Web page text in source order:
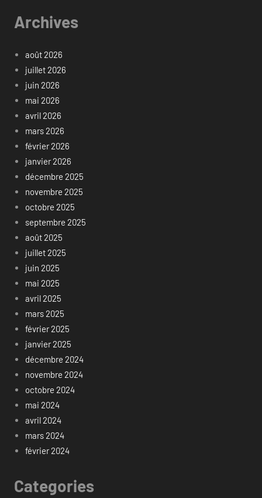
Archives
août 2026
juillet 2026
juin 2026
mai 2026
avril 2026
mars 2026
février 2026
janvier 2026
décembre 2025
novembre 2025
octobre 2025
septembre 2025
août 2025
juillet 2025
juin 2025
mai 2025
avril 2025
mars 2025
février 2025
janvier 2025
décembre 2024
novembre 2024
octobre 2024
mai 2024
avril 2024
mars 2024
février 2024
Categories